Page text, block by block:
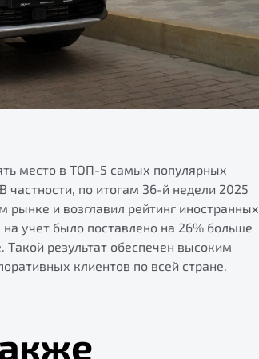
место в ТОП-5 самых популярных
частности, по итогам 36-й недели 2025
и возглавил рейтинг иностранных
учет было поставлено на 26% больше
результат обеспечен высоким
клиентов по всей стране.